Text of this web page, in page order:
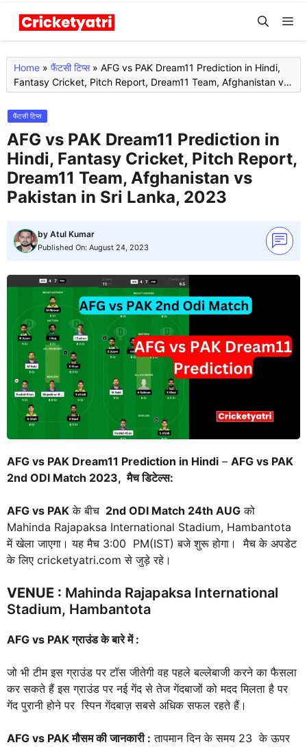
Skip
content
Home » फैंटसी टिप्स» AFG vs PAK Dream11 Prediction in Hindi,
Fantasy Cricket, Pitch Report, Dream11 Team, Afghanistan vs
Pakistan in Sri Lanka, 2023
फैंटसी टिप्स
AFG vs PAK Dream11 Prediction in
Hindi, Fantasy Cricket, Pitch Report,
Dream11 Team, Afghanistan vs
Pakistan in Sri Lanka, 2023
by Atul Kumar
Published On: August 24, 2023
AFG vs PAK Dream11 Prediction in Hindi – AFG vs PAK
2nd ODI Match 2023, मैच डिटेल्स:
AFG vs PAK के बीच 2nd ODI Match 24th AUG को
Mahinda Rajapaksa International Stadium, Hambantota
में खेला जाएगा। यह मैच 3:00 PM(IST) बजे शुरू होगा। मैच के अपडेट
के लिए cricketyatri.com से जुड़े रहे।
VENUE : Mahinda Rajapaksa International
Stadium, Hambantota
AFG vs PAKग्राउंड के बारे में :
जो भी टीम इस ग्राउंड पर टॉस जीतेगी वह पहले बल्लेबाजी करने का फैसला
कर सकते हैं इस ग्राउंड पर नई गेंद से तेज गेंदबाजों को मदद मिलता है पर
गेंद पुरानी होने पर स्पिन गेंदबाज़ सबसे अधिक सफल रहते हैं।
AFG vs PAKमौसम की जानकारी : तापमान दिन के समय 23 के ऊपर